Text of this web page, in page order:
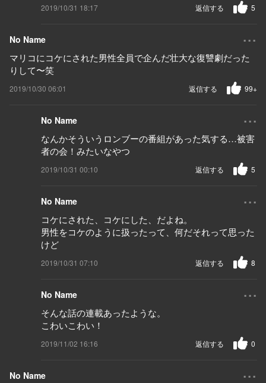
2019/10/31 18:17 5
返信する
No Name ...
マリコにコケにされた男性全員で企んだ壮大な復讐劇だった
りして〜笑
2019/10/30 06:01 99+
返信する
No Name ...
なんかそういうロンブーの番組があった気する…被害
者の会！みたいなやつ
2019/10/31 00:10 5
返信する
No Name ...
コケにされた、コケにした、だよね。
男性をコケのように扱ったって、何だそれって思った
けど
2019/10/31 07:10 8
返信する
No Name ...
そんな話の連載あったような。
こわいこわい！
2019/11/02 16:16 0
返信する
No Name ...